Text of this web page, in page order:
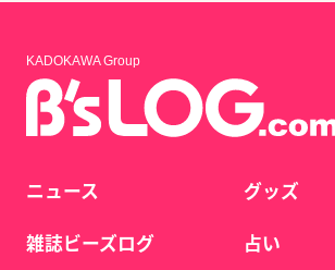
KADOKAWA Group
ニュース
雑誌ビーズログ
グッズ
占い